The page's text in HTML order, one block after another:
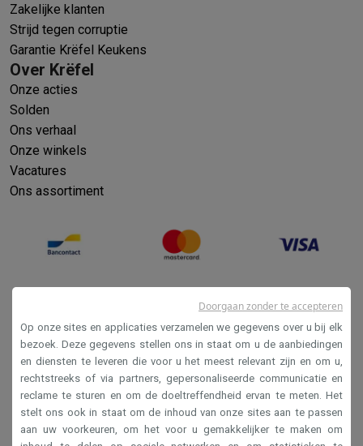
Zakelijke klanten
Strijd tegen corruptie
Garantie Krëfel Keukens
Over Krëfel
Onze acties
Solden
Ons verhaal
Onze winkels
Vacatures
Ons assortiment
Verkoopsvoorwaarden
Privacy
Disclaimer
Op onze sites en applicaties verzamelen we gegevens over u bij elk
bezoek. Deze gegevens stellen ons in staat om u de aanbiedingen
en diensten te leveren die voor u het meest relevant zijn en om u,
rechtstreeks of via partners, gepersonaliseerde communicatie en
reclame te sturen en om de doeltreffendheid ervan te meten. Het
stelt ons ook in staat om de inhoud van onze sites aan te passen
aan uw voorkeuren, om het voor u gemakkelijker te maken om
Doorgaan zonder te accepteren